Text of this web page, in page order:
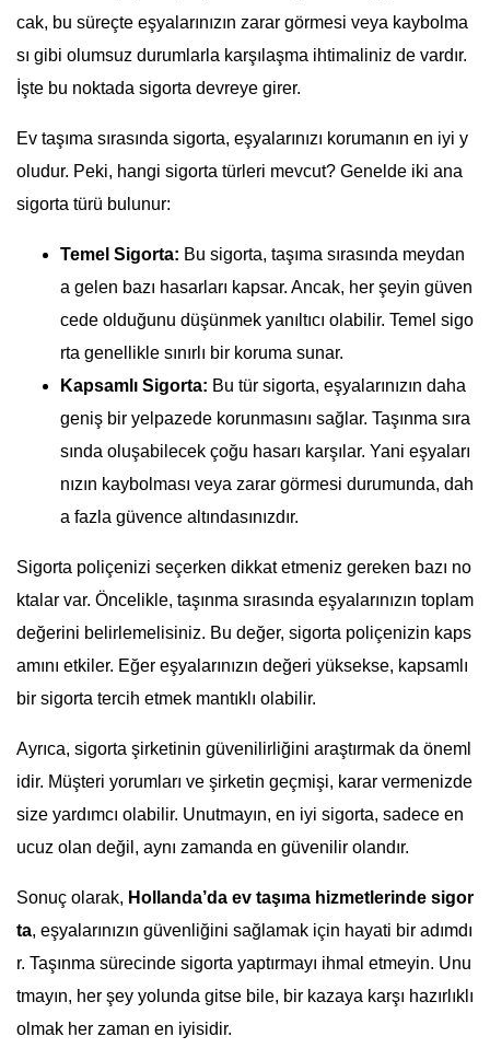
cak, bu süreçte eşyalarınızın zarar görmesi veya kaybolma
sı gibi olumsuz durumlarla karşılaşma ihtimaliniz de vardır.
İşte bu noktada sigorta devreye girer.
Ev taşıma sırasında sigorta, eşyalarınızı korumanın en iyi y
oludur. Peki, hangi sigorta türleri mevcut? Genelde iki ana
sigorta türü bulunur:
Temel Sigorta: Bu sigorta, taşıma sırasında meydan
a gelen bazı hasarları kapsar. Ancak, her şeyin güven
cede olduğunu düşünmek yanıltıcı olabilir. Temel sigo
rta genellikle sınırlı bir koruma sunar.
Kapsamlı Sigorta: Bu tür sigorta, eşyalarınızın daha
geniş bir yelpazede korunmasını sağlar. Taşınma sıra
sında oluşabilecek çoğu hasarı karşılar. Yani eşyaları
nızın kaybolması veya zarar görmesi durumunda, dah
a fazla güvence altındasınızdır.
Sigorta poliçenizi seçerken dikkat etmeniz gereken bazı no
ktalar var. Öncelikle, taşınma sırasında eşyalarınızın toplam
değerini belirlemelisiniz. Bu değer, sigorta poliçenizin kaps
amını etkiler. Eğer eşyalarınızın değeri yüksekse, kapsamlı
bir sigorta tercih etmek mantıklı olabilir.
Ayrıca, sigorta şirketinin güvenilirliğini araştırmak da öneml
idir. Müşteri yorumları ve şirketin geçmişi, karar vermenizde
size yardımcı olabilir. Unutmayın, en iyi sigorta, sadece en
ucuz olan değil, aynı zamanda en güvenilir olandır.
Sonuç olarak, Hollanda’da ev taşıma hizmetlerinde sigor
ta, eşyalarınızın güvenliğini sağlamak için hayati bir adımdı
r. Taşınma sürecinde sigorta yaptırmayı ihmal etmeyin. Unu
tmayın, her şey yolunda gitse bile, bir kazaya karşı hazırlıklı
olmak her zaman en iyisidir.